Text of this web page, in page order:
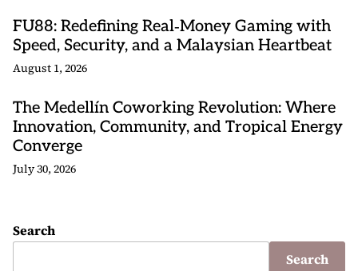
FU88: Redefining Real‑Money Gaming with
Speed, Security, and a Malaysian Heartbeat
August 1, 2026
The Medellín Coworking Revolution: Where
Innovation, Community, and Tropical Energy
Converge
July 30, 2026
Search
Search